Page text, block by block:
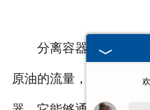
分离容器内部有两个
原油的流量，而控制这